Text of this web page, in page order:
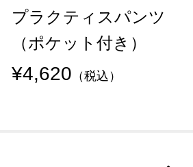
プラクティスパンツ
（ポケット付き）
¥4,620 （税込）